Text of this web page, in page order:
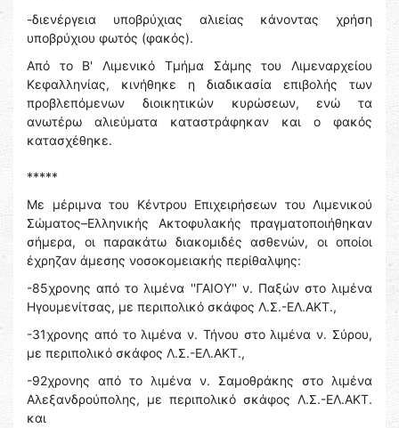
-διενέργεια υποβρύχιας αλιείας κάνοντας χρήση
υποβρύχιου φωτός (φακός).
Από το Β' Λιμενικό Τμήμα Σάμης του Λιμεναρχείου
Κεφαλληνίας, κινήθηκε η διαδικασία επιβολής των
προβλεπόμενων διοικητικών κυρώσεων, ενώ τα
ανωτέρω αλιεύματα καταστράφηκαν και ο φακός
κατασχέθηκε.
*****
Με μέριμνα του Κέντρου Επιχειρήσεων του Λιμενικού
Σώματος–Ελληνικής Ακτοφυλακής πραγματοποιήθηκαν
σήμερα, οι παρακάτω διακομιδές ασθενών, οι οποίοι
έχρηζαν άμεσης νοσοκομειακής περίθαλψης:
-85χρονης από το λιμένα ''ΓΑΙΟΥ'' ν. Παξών στο λιμένα
Ηγουμενίτσας, με περιπολικό σκάφος Λ.Σ.-ΕΛ.ΑΚΤ.,
-31χρονης από το λιμένα ν. Τήνου στο λιμένα ν. Σύρου,
με περιπολικό σκάφος Λ.Σ.-ΕΛ.ΑΚΤ.,
-92χρονης από το λιμένα ν. Σαμοθράκης στο λιμένα
Αλεξανδρούπολης, με περιπολικό σκάφος Λ.Σ.-ΕΛ.ΑΚΤ.
και